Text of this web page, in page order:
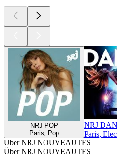
NRJ POP
Paris, Pop
NRJ
Paris,
Über NRJ NOUVEAUTES
Über NRJ NOUVEAUTES